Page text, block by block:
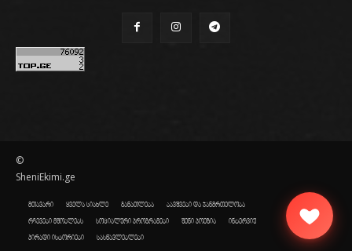
©
SheniEkimi.ge
მთავარი ყველა სიახლე განათლება ბავშვები და ჯანმრთელობა
რჩევები მშობლებს სოციალური პროგრამები შენი პოეზია ინტერვიუ
პირადი ისტორიები სასწავლებლები